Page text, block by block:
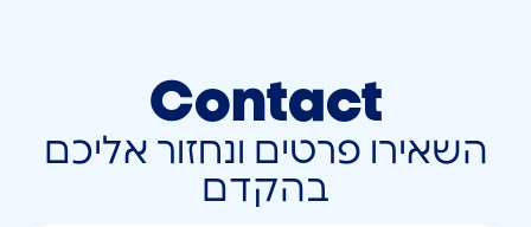
Contact
השאירו פרטים ונחזור אליכם
בהקדם